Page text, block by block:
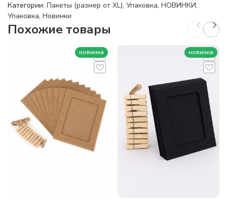
Категории: Пакеты (размер от XL), Упаковка, НОВИНКИ,
Упаковка, Новинки
Похожие товары
новинка новинка